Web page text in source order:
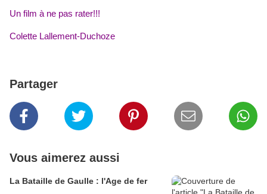
Un film à ne pas rater!!!
Colette Lallement-Duchoze
Partager
Vous aimerez aussi
La Bataille de Gaulle : l'Age de fer